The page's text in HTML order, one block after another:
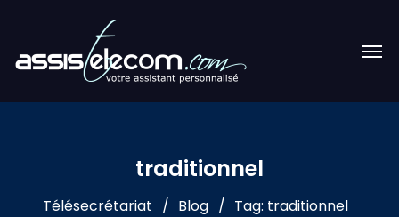
traditionnel
Télésecrétariat Blog Tag: traditionnel